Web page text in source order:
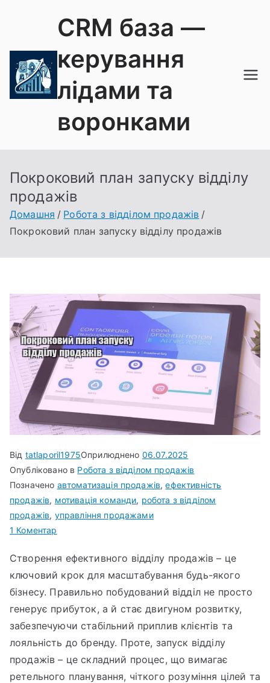
CRM база —
керування
лідами та
воронками
Покроковий план запуску відділу
продажів
Домашня
Робота з відділом продажів
Покроковий план запуску відділу продажів
Від tatlaporil1975Оприлюднено 06.07.2025
Опубліковано в Робота з відділом продажів
Позначено автоматизація продажів,ефективність
продажів, мотивація команди, робота з відділом
продажів, управління продажами
1 Коментар
план
запуску
відділу
продажів
Створення ефективного відділу продажів – це
ключовий крок для масштабування будь-якого
бізнесу. Правильно побудований відділ не просто
генерує прибуток, а й стає двигуном розвитку,
забезпечуючи стабільний приплив клієнтів та
лояльність до бренду. Проте, запуск відділу
продажів – це складний процес, що вимагає
ретельного планування, чіткого розуміння цілей та